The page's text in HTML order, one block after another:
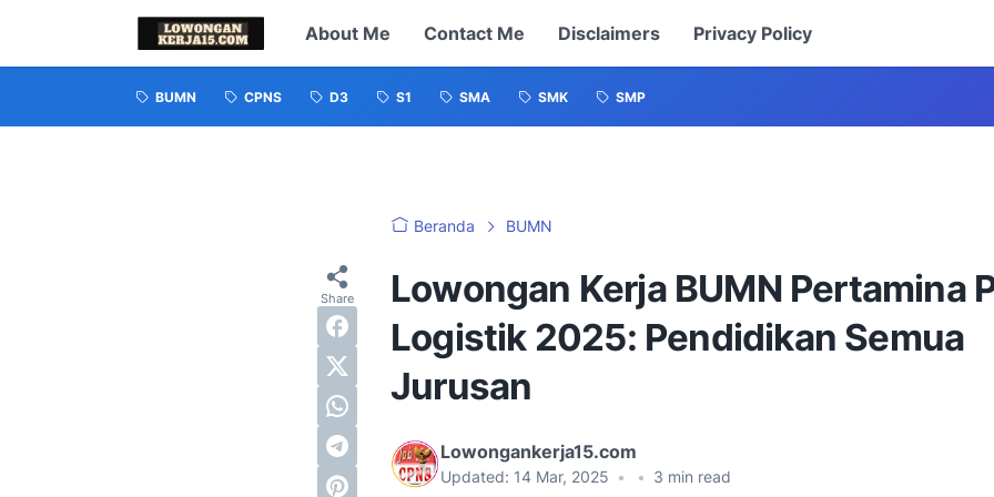
About Me Contact Me Disclaimers Privacy Policy
BUMN CPNS D3 S1 SMA SMK SMP
Beranda BUMN
Lowongan Kerja BUMN Pertamina
Logistik 2025: Pendidikan Semua
Jurusan
Lowongankerja15.com
Updated: 14 Mar, 2025 • • 3 min read